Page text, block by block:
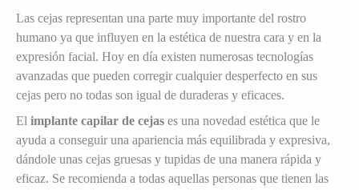
Las cejas representan una parte muy importante del rostro
humano ya que influyen en la estética de nuestra cara y en la
expresión facial. Hoy en día existen numerosas tecnologías
avanzadas que pueden corregir cualquier desperfecto en sus
cejas pero no todas son igual de duraderas y eficaces.
El implante capilar de cejas es una novedad estética que le
ayuda a conseguir una apariencia más equilibrada y expresiva,
dándole unas cejas gruesas y tupidas de una manera rápida y
eficaz. Se recomienda a todas aquellas personas que tienen las